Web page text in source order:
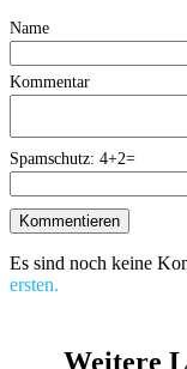
Name
Kommentar
Spamschutz: 4+2=
Es sind noch keine
ersten.
Weitere